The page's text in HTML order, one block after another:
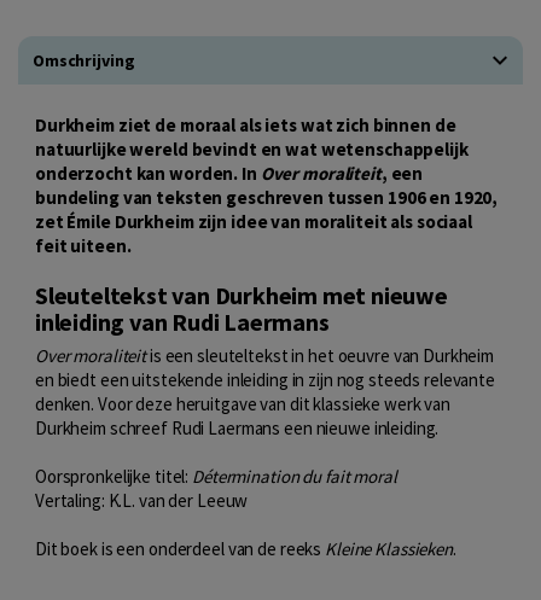
Omschrijving
Durkheim ziet de moraal als iets wat zich binnen de
natuurlijke wereld bevindt en wat wetenschappelijk
onderzocht kan worden. In Over moraliteit, een
bundeling van teksten geschreven tussen 1906 en 1920,
zet Émile Durkheim zijn idee van moraliteit als sociaal
feit uiteen.
Sleuteltekst van Durkheim met nieuwe
inleiding van Rudi Laermans
Over moraliteitis een sleuteltekst in het oeuvre van Durkheim
en biedt een uitstekende inleiding in zijn nog steeds relevante
denken. Voor deze heruitgave van dit klassieke werk van
Durkheim schreef Rudi Laermans een nieuwe inleiding.
Oorspronkelijke titel: Détermination du fait moral
Vertaling: K.L. van der Leeuw
Dit boek is een onderdeel van de reeks Kleine Klassieken.